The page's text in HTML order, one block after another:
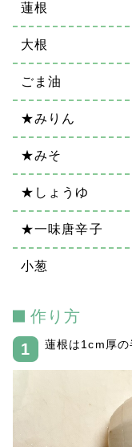
蓮根
大根
ごま油
★みりん
★みそ
★しょうゆ
★一味唐辛子
小葱
作り方
蓮根は1cm厚の